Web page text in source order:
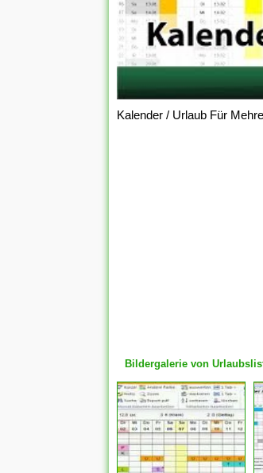
Kalender / Urlaub Für
Bildergalerie von